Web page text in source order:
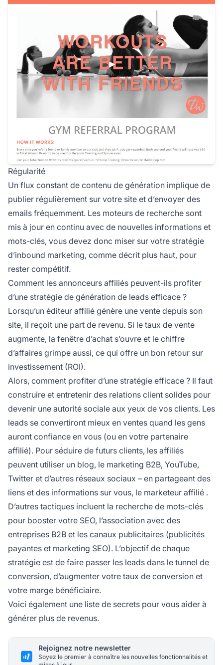
Régularité
Un flux constant de contenu de génération implique de
publier régulièrement sur votre site et d’envoyer des
emails fréquemment. Les moteurs de recherche sont
mis à jour en continu avec de nouvelles informations et
mots-clés, vous devez donc miser sur votre stratégie
d’inbound marketing, comme décrit plus haut, pour
rester compétitif.
Comment les annonceurs affiliés peuvent-ils profiter
d’une stratégie de génération de leads efficace ?
Lorsqu’un éditeur affilié génère une vente depuis son
site, il reçoit une part de revenu. Si le taux de vente
augmente, la fenêtre d’achat s’ouvre et le chiffre
d’affaires grimpe aussi, ce qui offre un bon retour sur
investissement (ROI).
Alors, comment profiter d’une stratégie efficace ? Il faut
construire et entretenir des relations client solides pour
devenir une autorité sociale aux yeux de vos clients. Les
leads se convertiront mieux en ventes quand les gens
auront confiance en vous (ou en votre partenaire
affilié). Pour séduire de futurs clients, les affiliés
peuvent utiliser un blog, le marketing B2B, YouTube,
Twitter et d’autres réseaux sociaux – en partageant des
liens et des informations sur vous, le marketeur affilié .
D’autres tactiques incluent la recherche de mots-clés
pour booster votre SEO, l’association avec des
entreprises B2B et les canaux publicitaires (publicités
payantes et marketing SEO). L’objectif de chaque
stratégie est de faire passer les leads dans le tunnel de
conversion, d’augmenter votre taux de conversion et
votre marge bénéficiaire.
Voici également une liste de secrets pour vous aider à
générer plus de revenus.
Rejoignez notre newsletter
Soyez le premier à connaître les nouvelles fonctionnalités et